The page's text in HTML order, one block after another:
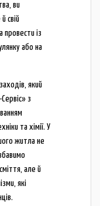
ви
свій
із
або на
який
з
та хімії. У
житла не
але й
які